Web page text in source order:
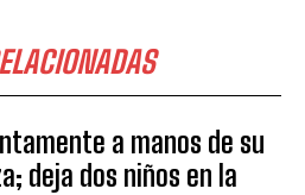
a manos de su
deja dos niños en la